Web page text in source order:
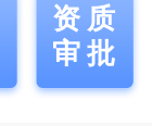
资质
审批